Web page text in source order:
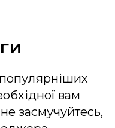
вам
засмучуйтесь,